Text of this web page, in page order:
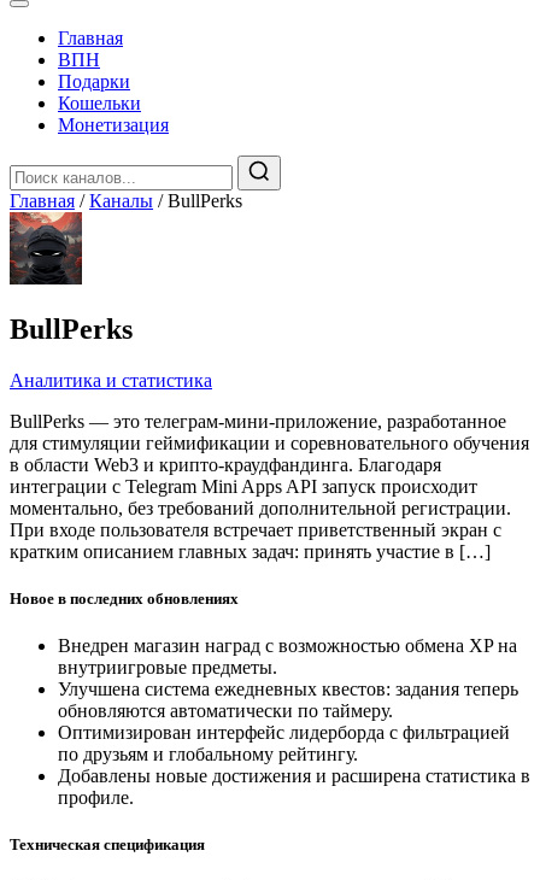
Главная
️ВПН
Подарки
Кошельки
Монетизация
Главная / Каналы / BullPerks
BullPerks
Аналитика и статистика
BullPerks — это телеграм-мини-приложение, разработанное
для стимуляции геймификации и соревновательного обучения
в области Web3 и крипто-краудфандинга. Благодаря
интеграции с Telegram Mini Apps API запуск происходит
моментально, без требований дополнительной регистрации.
При входе пользователя встречает приветственный экран с
кратким описанием главных задач: принять участие в […]
Новое в последних обновлениях
Внедрен магазин наград с возможностью обмена XP на
внутриигровые предметы.
Улучшена система ежедневных квестов: задания теперь
обновляются автоматически по таймеру.
Оптимизирован интерфейс лидерборда с фильтрацией
по друзьям и глобальному рейтингу.
Добавлены новые достижения и расширена статистика в
профиле.
Техническая спецификация